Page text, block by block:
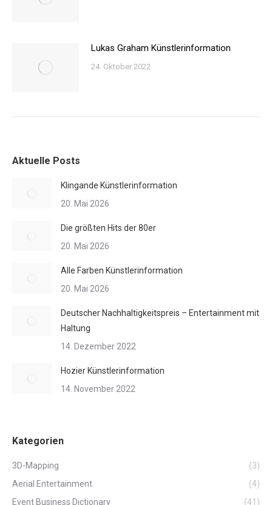
Lukas Graham Künstlerinformation
24. Oktober 2022
Aktuelle Posts
Klingande Künstlerinformation
20. Mai 2026
Die größten Hits der 80er
20. Mai 2026
Alle Farben Künstlerinformation
20. Mai 2026
Deutscher Nachhaltigkeitspreis – Entertainment mit
Haltung
14. Dezember 2022
Hozier Künstlerinformation
14. November 2022
Kategorien
3D-Mapping
(3)
Aerial Entertainment
(4)
Event Business Dictionary
(41)